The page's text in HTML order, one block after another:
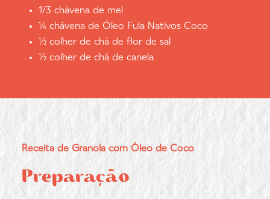
Receita de Granola com Óleo de Coco
Preparação
1/3 chávena de mel
¼ chávena de Óleo Fula Nativos Coco
½ colher de chá de flor de sal
½ colher de chá de canela